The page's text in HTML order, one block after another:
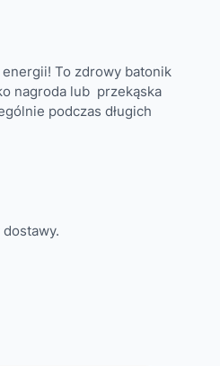
To zdrowy batonik
nagroda lub przekąska
podczas długich